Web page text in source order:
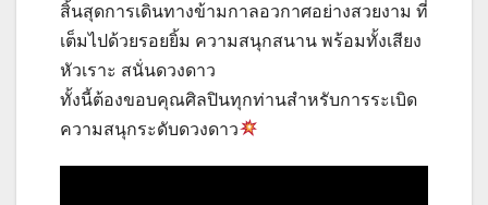
สิ้นสุดการเดินทางข้ามกาลอวกาศอย่างสวยงาม ที่
เต็มไปด้วยรอยยิ้ม ความสนุกสนาน พร้อมทั้งเสียง
หัวเราะ สนั่นดวงดาว
ทั้งนี้ต้องขอบคุณศิลปินทุกท่านสำหรับการระเบิด
ความสนุกระดับดวงดาว